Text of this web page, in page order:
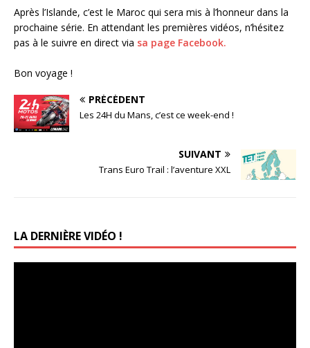
Après l’Islande, c’est le Maroc qui sera mis à l’honneur dans la
prochaine série. En attendant les premières vidéos, n’hésitez
pas à le suivre en direct via sa page Facebook.
Bon voyage !
PRÉCÉDENT
Les 24H du Mans, c’est ce week-end !
SUIVANT
Trans Euro Trail : l’aventure XXL
LA DERNIÈRE VIDÉO !